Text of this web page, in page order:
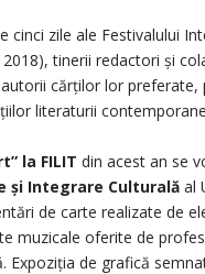
cinci zile ale Festivalului
tinerii redactori și
cărților lor preferate,
literaturii
la FILIT din acest an se
și Integrare Culturală al
de carte realizate de
muzicale oferite de
Expoziția de grafică